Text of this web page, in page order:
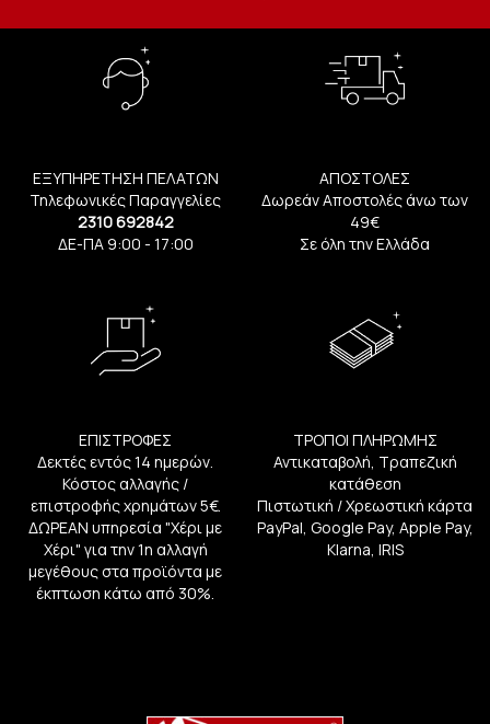
ΕΞΥΠΗΡΕΤΗΣΗ ΠΕΛΑΤΩΝ
Τηλεφωνικές Παραγγελίες
2310 692842
ΔΕ-ΠΑ 9:00 - 17:00
ΑΠΟΣΤΟΛΕΣ
Δωρεάν Αποστολές άνω των
49€
Σε όλη την Ελλάδα
ΕΠΙΣΤΡΟΦΕΣ
Δεκτές εντός 14 ημερών.
Κόστος αλλαγής /
επιστροφής χρημάτων 5€.
ΔΩΡΕΑΝ υπηρεσία "Χέρι με
Χέρι" για την 1η αλλαγή
μεγέθους στα προϊόντα με
έκπτωση κάτω από 30%.
ΤΡΟΠΟΙ ΠΛΗΡΩΜΗΣ
Αντικαταβολή, Τραπεζική
κατάθεση
Πιστωτική / Χρεωστική κάρτα
PayPal, Google Pay, Apple Pay,
Klarna, IRIS